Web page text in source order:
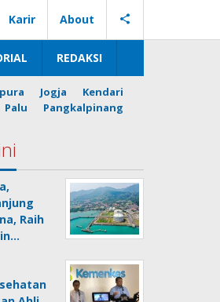
Karir About
REDAKSI
Jogja
Kendari
Palu
Pangkalpinang
Raih